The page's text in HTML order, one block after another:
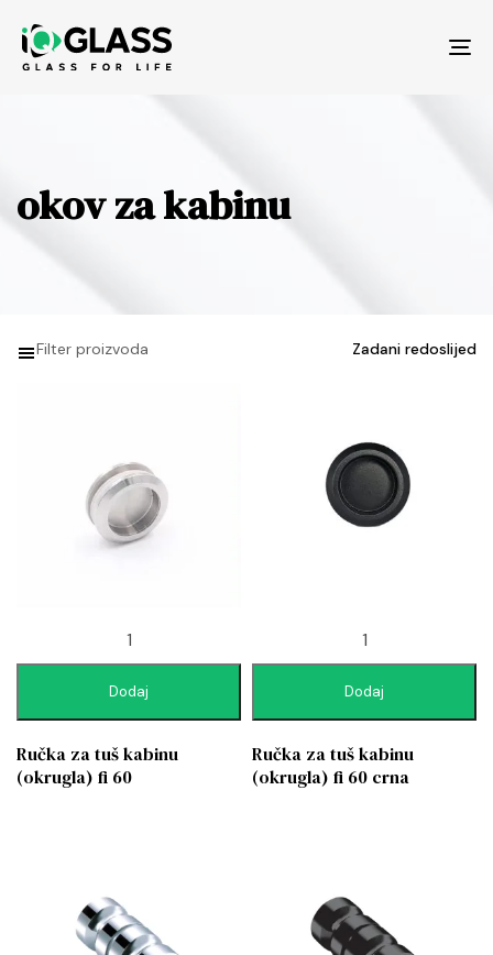
okov za kabinu
Filter proizvoda
Dodaj
Ručka za tuš kabinu
(okrugla) fi 60
Dodaj
Ručka za tuš kabinu
(okrugla) fi 60 crna